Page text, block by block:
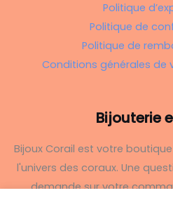
Politique
Politique de
Politique de
Conditions générales de
Bijouterie
Bijoux Corail est votre
l'univers des coraux. Une
demande sur votre